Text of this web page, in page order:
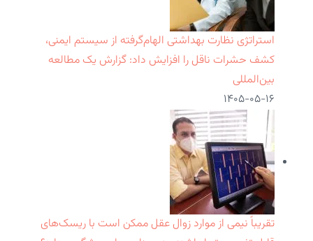
استراتژی نظارت بهداشتی الهام‌گرفته از سیستم ایمنی،
کشف حشرات ناقل را افزایش داد: گزارش یک مطالعه
بین‌المللی
۱۴۰۵-۰۵-۱۶
تقریباً نیمی از موارد زوال عقل ممکن است با ریسک‌های